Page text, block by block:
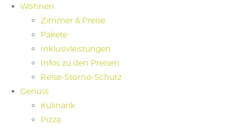
Wohnen
Zimmer & Preise
Pakete
Inklusivleistungen
Infos zu den Preisen
Reise-Storno-Schutz
Genuss
Kulinarik
Pizza